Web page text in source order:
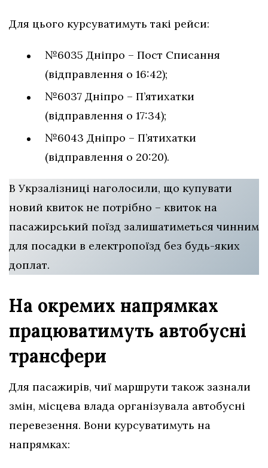
Для цього курсуватимуть такі рейси:
№6035 Дніпро – Пост Списання
(відправлення о 16:42);
№6037 Дніпро – П’ятихатки
(відправлення о 17:34);
№6043 Дніпро – П’ятихатки
(відправлення о 20:20).
В Укрзалізниці наголосили, що купувати
новий квиток не потрібно – квиток на
пасажирський поїзд залишатиметься чинним
для посадки в електропоїзд без будь-яких
доплат.
На окремих напрямках
працюватимуть автобусні
трансфери
Для пасажирів, чиї маршрути також зазнали
змін, місцева влада організувала автобусні
перевезення. Вони курсуватимуть на
напрямках: